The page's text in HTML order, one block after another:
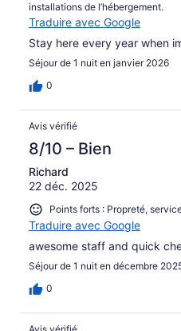
installations de l’hébergement.
Traduire avec Google
Stay here every year when
Séjour de 1 nuit en janvier 2026
0
Avis vérifié
8/10 – Bien
Richard
22 déc. 2025
Points forts : Propreté,
Traduire avec Google
awesome staff and quick
Séjour de 1 nuit en décembre
0